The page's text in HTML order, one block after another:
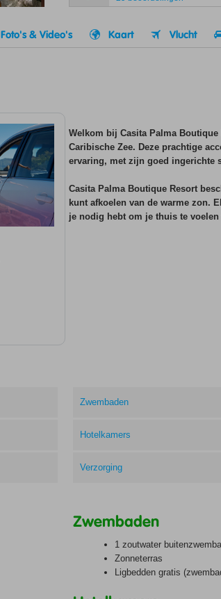
Foto's & Video's Kaart Vlucht
Welkom bij Casita Palma
Caribische Zee. Deze prachtige
ervaring, met zijn goed ingerichte
Casita Palma Boutique Resort
kunt afkoelen van de warme zon.
je nodig hebt om je thuis te
Zwembaden
Hotelkamers
Verzorging
Zwembaden
1 zoutwater
Zonneterras
Ligbedden gratis